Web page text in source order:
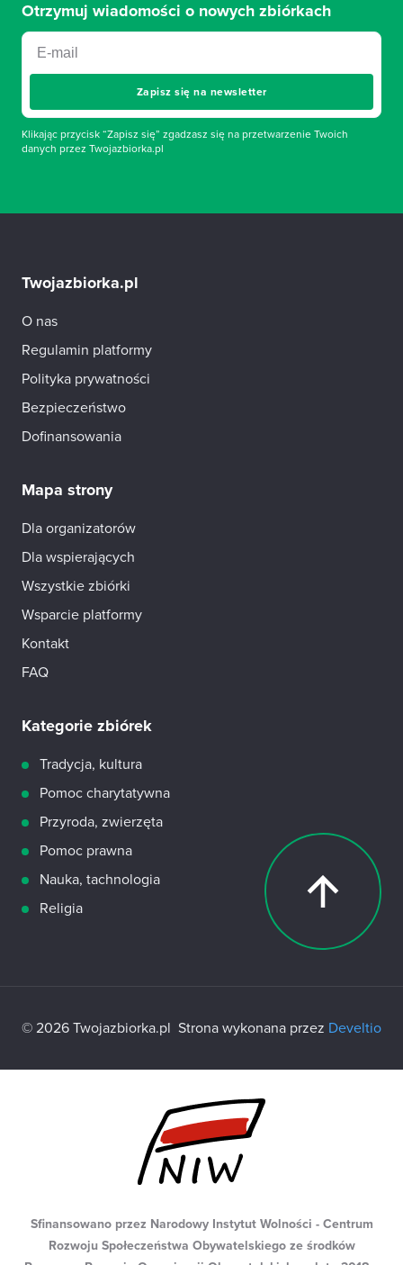
Otrzymuj wiadomości o nowych zbiórkach
Zapisz się na newsletter
Klikając przycisk “Zapisz się” zgadzasz się na przetwarzenie Twoich
danych przez Twojazbiorka.pl
Twojazbiorka.pl
O nas
Regulamin platformy
Polityka prywatności
Bezpieczeństwo
Dofinansowania
Mapa strony
Dla organizatorów
Dla wspierających
Wszystkie zbiórki
Wsparcie platformy
Kontakt
FAQ
Kategorie zbiórek
Tradycja, kultura
Pomoc charytatywna
Przyroda, zwierzęta
Pomoc prawna
Nauka, tachnologia
Religia
© 2026 Twojazbiorka.pl Strona wykonana przez Develtio
Sfinansowano przez Narodowy Instytut Wolności - Centrum
Rozwoju Społeczeństwa Obywatelskiego ze środków